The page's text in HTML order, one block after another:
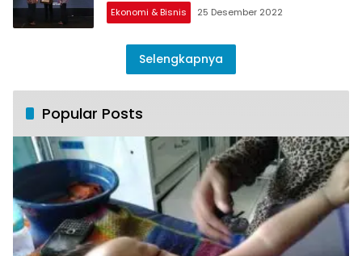
Ekonomi & Bisnis 25 Desember 2022
Selengkapnya
Popular Posts